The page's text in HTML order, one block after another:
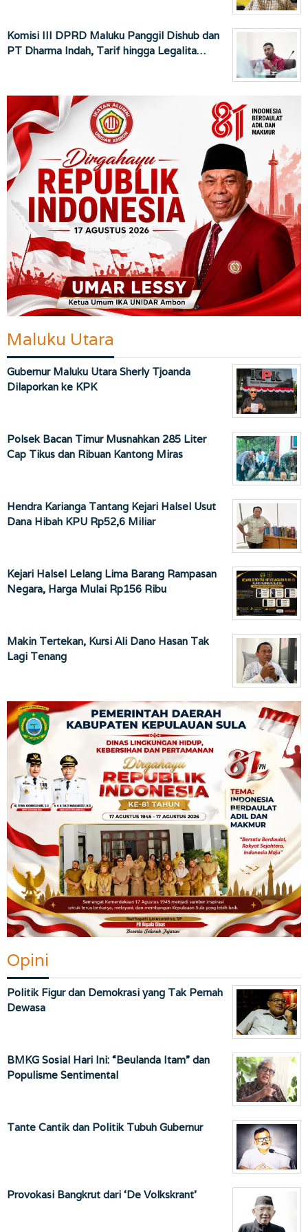
Komisi III DPRD Maluku Panggil Dishub dan
PT Dharma Indah, Tarif hingga Legalita…
Maluku Utara
Gubernur Maluku Utara Sherly Tjoanda
Dilaporkan ke KPK
Polsek Bacan Timur Musnahkan 285 Liter
Cap Tikus dan Ribuan Kantong Miras
Hendra Karianga Tantang Kejari Halsel Usut
Dana Hibah KPU Rp52,6 Miliar
Kejari Halsel Lelang Lima Barang Rampasan
Negara, Harga Mulai Rp156 Ribu
Makin Tertekan, Kursi Ali Dano Hasan Tak
Lagi Tenang
Opini
Politik Figur dan Demokrasi yang Tak Pernah
Dewasa
BMKG Sosial Hari Ini: “Beulanda Itam” dan
Populisme Sentimental
Tante Cantik dan Politik Tubuh Gubernur
Provokasi Bangkrut dari ‘De Volkskrant’